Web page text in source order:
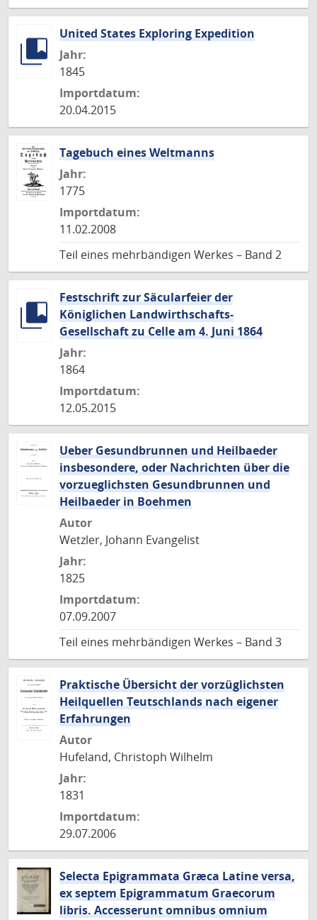
United States Exploring Expedition
Jahr:
1845
Importdatum:
20.04.2015
Tagebuch eines Weltmanns
Jahr:
1775
Importdatum:
11.02.2008
Teil eines mehrbändigen Werkes – Band 2
Festschrift zur Säcularfeier der
Königlichen Landwirthschafts-
Gesellschaft zu Celle am 4. Juni 1864
Jahr:
1864
Importdatum:
12.05.2015
Ueber Gesundbrunnen und Heilbaeder
insbesondere, oder Nachrichten über die
vorzueglichsten Gesundbrunnen und
Heilbaeder in Boehmen
Autor
Wetzler, Johann Evangelist
Jahr:
1825
Importdatum:
07.09.2007
Teil eines mehrbändigen Werkes – Band 3
Praktische Übersicht der vorzüglichsten
Heilquellen Teutschlands nach eigener
Erfahrungen
Autor
Hufeland, Christoph Wilhelm
Jahr:
1831
Importdatum:
29.07.2006
Selecta Epigrammata Græca Latine versa,
ex septem Epigrammatum Graecorum
libris. Accesserunt omnibus omnium